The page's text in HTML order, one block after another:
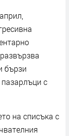
бързи
с
на списъка с